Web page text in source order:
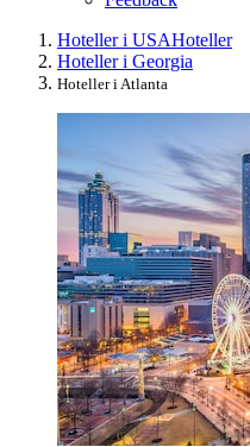
Hoteller i USAHoteller
Hoteller i Georgia
Hoteller i Atlanta